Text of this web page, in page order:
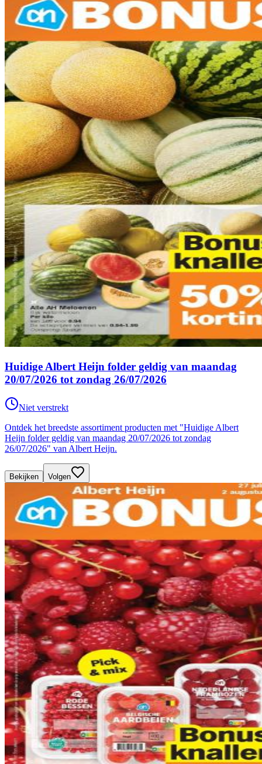
Huidige Albert Heijn folder geldig van maandag
20/07/2026 tot zondag 26/07/2026
Niet verstrekt
Ontdek het breedste assortiment producten met "Huidige Albert
Heijn folder geldig van maandag 20/07/2026 tot zondag
26/07/2026" van Albert Heijn.
Bekijken Volgen